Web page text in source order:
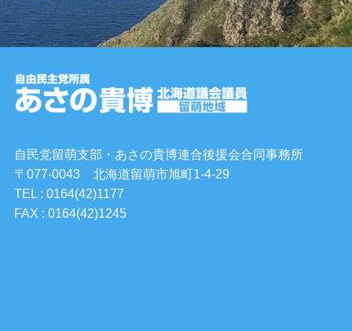
自民党留萌支部・あさの貴博連合後援会合同事務所
〒077-0043 北海道留萌市旭町1-4-29
TEL : 0164(42)1177
FAX : 0164(42)1245